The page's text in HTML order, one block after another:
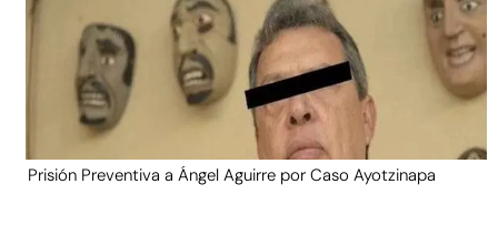
Prisión Preventiva a Ángel Aguirre por Caso Ayotzinapa